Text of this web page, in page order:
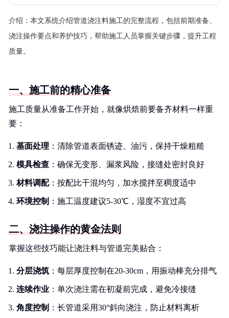
介绍： 本文系统介绍管道浇注料施工的完整流程，包括前期准备、
浇注操作要点和养护技巧，帮助施工人员掌握关键步骤，提升工程
质量。
一、施工前的精心准备
施工质量从准备工作开始，就像烘焙前要备齐材料一样重
要：
基面处理 ：清除管道表面锈迹、油污，保持干燥粗糙
模具检查 ：确保无变形、漏浆风险，接缝处密封良好
材料调配：按配比干混均匀，加水搅拌至稠度适中
环境控制 ：施工温度建议5-30℃，湿度不宜过高
二、浇注操作的黄金法则
掌握这些技巧能让浇注料与管道完美贴合：
分层浇筑 ：每层厚度控制在20-30cm，用振动棒充分排气
连续作业 ：单次浇注需在初凝前完成，避免冷接缝
角度控制 ：长管道采用30°斜向浇注，防止材料离析